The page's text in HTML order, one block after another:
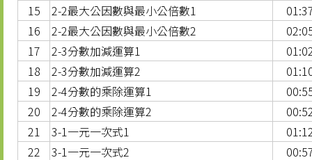
15
2-2最大公因數與最小公倍數1
16
2-2最大公因數與最小公倍數2
17
2-3分數加減運算1
18
2-3分數加減運算2
19
2-4分數的乘除運算1
20
2-4分數的乘除運算2
21
3-1一元一次式1
22
3-1一元一次式2